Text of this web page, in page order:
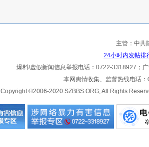
主管：中
24小时内发帖排
爆料/虚假新闻信息举报电话：0722-3318927；
本网舆情收集、监督热线电话
Copyright ©2006-2020 SZBBS.ORG, All Rights